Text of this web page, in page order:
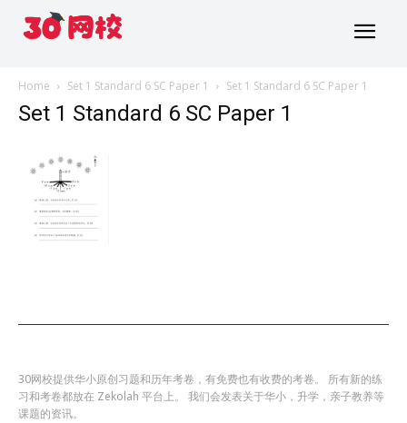
Home Set 1 Standard 6 SC Paper 1 Set 1 Standard 6 SC Paper 1
Set 1 Standard 6 SC Paper 1
30网校提供华小原创习题和历年考卷，有免费也有收费的考卷。 所有新的练
习和考卷都放在 Zekolah 平台上。 我们会发表关于华小，升学，亲子教养等
课题的资讯。